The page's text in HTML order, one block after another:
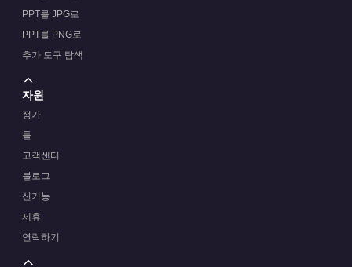
PPT를 JPG로
PPT를 PNG로
추가 도구 탐색
자원
정가
틀
고객센터
블로그
신기능
제휴
연락하기